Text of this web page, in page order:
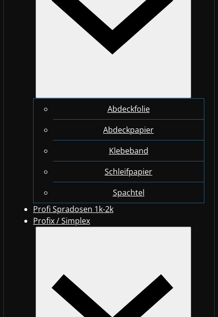
Abdeckfolie
Abdeckpapier
Klebeband
Schleifpapier
Spachtel
Profi Spradosen 1k-2k
Profix / Simplex